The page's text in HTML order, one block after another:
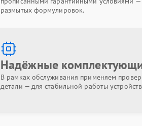
размытых формулировок.
Надёжные
В рамках обслуживания применяем
детали — для стабильной работы